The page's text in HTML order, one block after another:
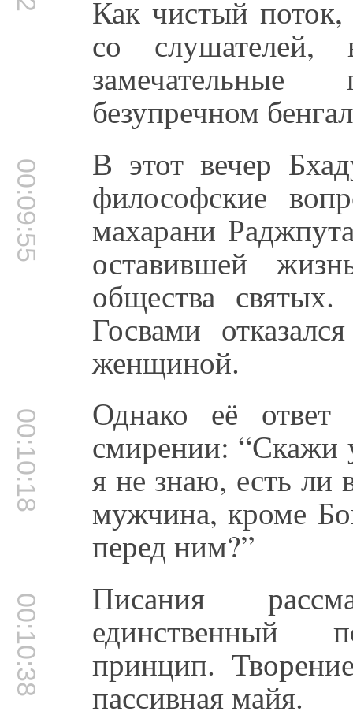
Как чистый
со
безупречном
00:09:55 В этот вечер
философские
махарани
оставившей
общества
Госвами
женщиной.
00:10:18 Однако её
смирении: “Скажи
я не знаю, есть ли
мужчина, кроме
перед ним?”
00:10:38 Писания
единственный
принцип.
пассивная майя.